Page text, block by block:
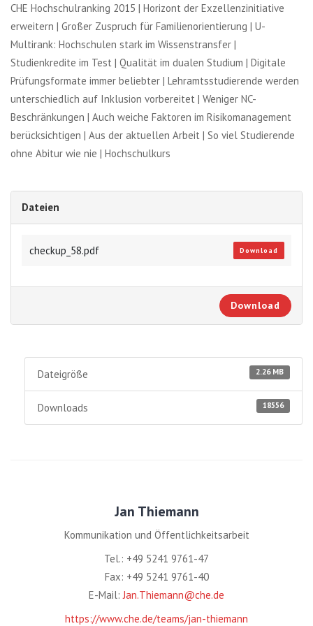
CHE Hochschulranking 2015 | Horizont der Exzellenzinitiative
erweitern | Großer Zuspruch für Familienorientierung | U-
Multirank: Hochschulen stark im Wissenstransfer |
Studienkredite im Test | Qualität im dualen Studium | Digitale
Prüfungsformate immer beliebter | Lehramtsstudierende werden
unterschiedlich auf Inklusion vorbereitet | Weniger NC-
Beschränkungen | Auch weiche Faktoren im Risikomanagement
berücksichtigen | Aus der aktuellen Arbeit | So viel Studierende
ohne Abitur wie nie | Hochschulkurs
Dateien
checkup_58.pdf Download
Download
2.26 MB
Dateigröße
18556
Downloads
Jan Thiemann
Kommunikation und Öffentlichkeitsarbeit
Tel.: +49 5241 9761-47
Fax: +49 5241 9761-40
E-Mail:Jan.Thiemann@che.de
https://www.che.de/teams/jan-thiemann